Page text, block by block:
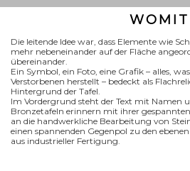
WOMIT
Die leitende Idee war, dass Elemente wie
mehr nebeneinander auf der Fläche
übereinander.
Ein Symbol, ein Foto, eine Grafik – alles,
Verstorbenen herstellt – bedeckt als
Hintergrund der Tafel.
Im Vordergrund steht der Text mit Namen
Bronzetafeln erinnern mit ihrer
an die handwerkliche Bearbeitung von
einen spannenden Gegenpol zu den
aus industrieller Fertigung.